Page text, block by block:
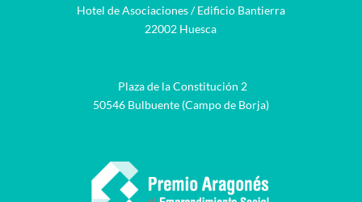
Hotel de Asociaciones / Edificio Bantierra
22002 Huesca
Plaza de la Constitución 2
50546 Bulbuente (Campo de Borja)